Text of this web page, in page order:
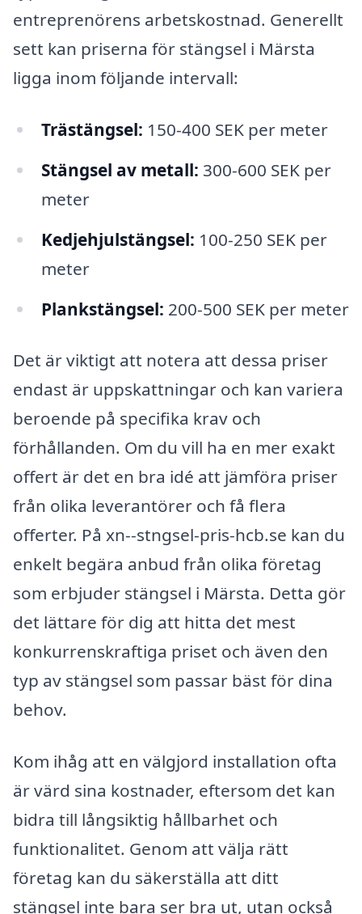
entreprenörens arbetskostnad. Generellt
sett kan priserna för stängsel i Märsta
ligga inom följande intervall:
Trästängsel: 150-400 SEK per meter
Stängsel av metall: 300-600 SEK per
meter
Kedjehjulstängsel: 100-250 SEK per
meter
Plankstängsel: 200-500 SEK per meter
Det är viktigt att notera att dessa priser
endast är uppskattningar och kan variera
beroende på specifika krav och
förhållanden. Om du vill ha en mer exakt
offert är det en bra idé att jämföra priser
från olika leverantörer och få flera
offerter. På xn--stngsel-pris-hcb.se kan du
enkelt begära anbud från olika företag
som erbjuder stängsel i Märsta. Detta gör
det lättare för dig att hitta det mest
konkurrenskraftiga priset och även den
typ av stängsel som passar bäst för dina
behov.
Kom ihåg att en välgjord installation ofta
är värd sina kostnader, eftersom det kan
bidra till långsiktig hållbarhet och
funktionalitet. Genom att välja rätt
företag kan du säkerställa att ditt
stängsel inte bara ser bra ut, utan också